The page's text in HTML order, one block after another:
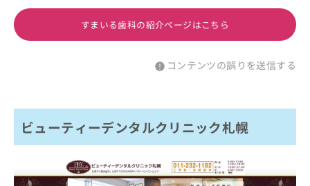
すまいる歯科の紹介ページはこちら
コンテンツの誤りを送信する
ビューティーデンタルクリニック札幌